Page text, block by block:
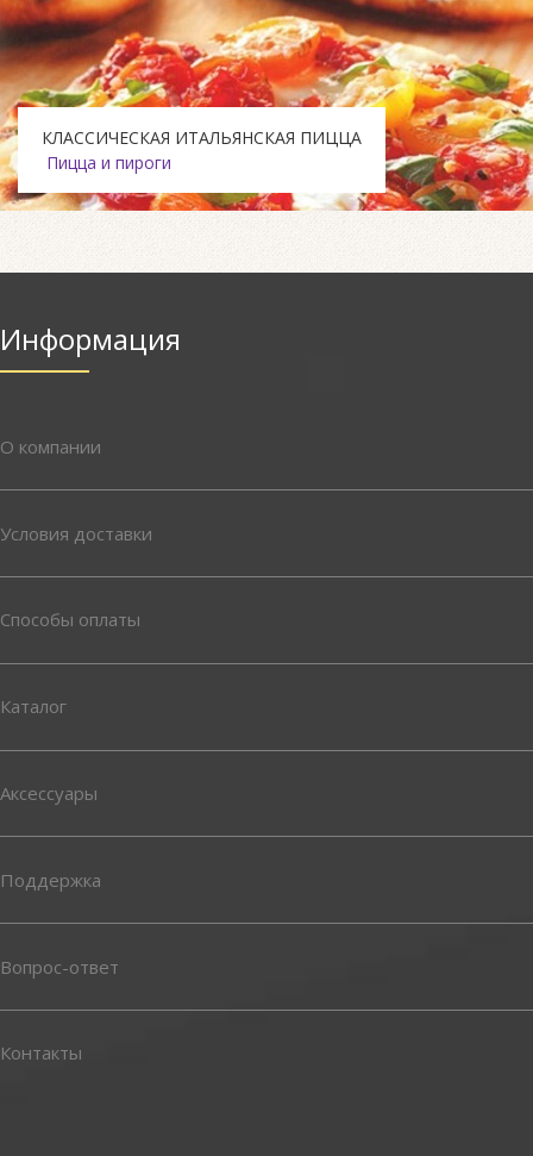
КЛАССИЧЕСКАЯ ИТАЛЬЯНСКАЯ ПИЦЦА
Пицца и пироги
Информация
О компании
Условия доставки
Способы оплаты
Каталог
Аксессуары
Поддержка
Вопрос-ответ
Контакты